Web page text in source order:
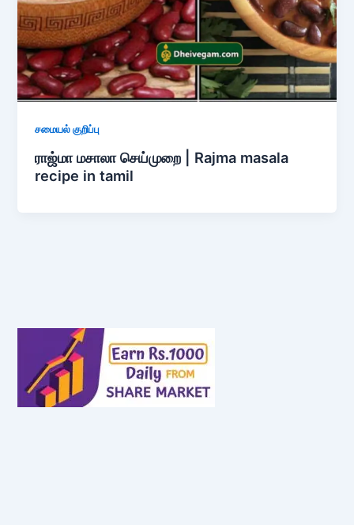
சமையல் குறிப்பு
ராஜ்மா மசாலா செய்முறை | Rajma masala
recipe in tamil